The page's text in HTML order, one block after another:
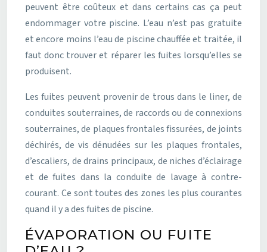
peuvent être coûteux et dans certains cas ça peut
endommager votre piscine. L’eau n’est pas gratuite
et encore moins l’eau de piscine chauffée et traitée, il
faut donc trouver et réparer les fuites lorsqu’elles se
produisent.
Les fuites peuvent provenir de trous dans le liner, de
conduites souterraines, de raccords ou de connexions
souterraines, de plaques frontales fissurées, de joints
déchirés, de vis dénudées sur les plaques frontales,
d’escaliers, de drains principaux, de niches d’éclairage
et de fuites dans la conduite de lavage à contre-
courant. Ce sont toutes des zones les plus courantes
quand il y a des fuites de piscine.
ÉVAPORATION OU FUITE